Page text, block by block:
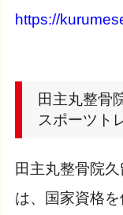
https://
田主丸整骨
スポーツト
田主丸整骨院
は、国家資格を